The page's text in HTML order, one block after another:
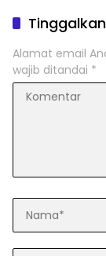
Alamat email
wajib ditandai *